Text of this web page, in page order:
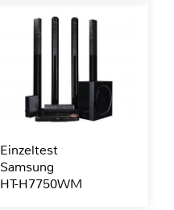
Einzeltest
Samsung
HT-H7750WM